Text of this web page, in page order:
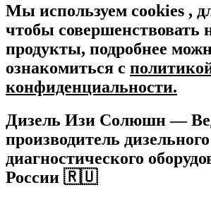
Мы используем cookies ,
чтобы совершенствовать
продукты, подробнее
ознакомиться c
конфиденциальности.
Дизель Изи Солюшн—
производитель дизельного
диагностического
России 🇷🇺